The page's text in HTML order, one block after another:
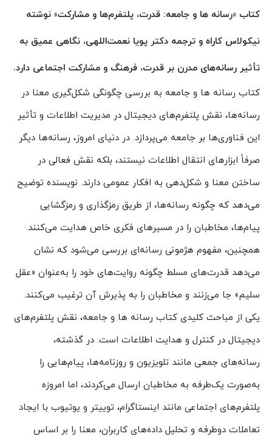
جامعه
نیکولاس
کاراه
سیمای
شرق
عدد
کتاب «رسانه ها و جامعه: قدرت، پلتفرم‌ها و مشارکت» نوشته
نیکولاس کاراه و ترجمه دکتر پویا نعمت‌اللهی، نگاهی عمیق به
تأثیر رسانه‌های مدرن بر قدرت، فرهنگ و مشارکت اجتماعی دارد.
کتاب رسانه ها و جامعه به بررسی چگونگی شکل‌گیری معنا در
رسانه‌ها، نقش پلتفرم‌های دیجیتال در مدیریت اطلاعات و تأثیر
این فناوری‌ها بر جامعه می‌پردازد. در دنیای امروز، رسانه‌ها دیگر
صرفاً ابزارهای انتقال اطلاعات نیستند، بلکه نقش فعالی در
ساختن معنا و شکل‌دهی به افکار عمومی دارند. نویسنده توضیح
می‌دهد که چگونه رسانه‌ها، از طریق رمزگذاری و رمزگشایی
پیام‌ها، مخاطبان را در مسیرهای فکری خاص هدایت می‌کنند.
همچنین، مفهوم هژمونی رسانه‌ای بررسی می‌شود که نشان
می‌دهد قدرت‌های مسلط چگونه روایت‌های خود را به‌عنوان «عقل
سلیم» جا می‌زنند و مخاطبان را به پذیرش آن ترغیب می‌کنند.
یکی از مباحث کلیدی کتاب رسانه ها و جامعه، نقش پلتفرم‌های
دیجیتال در کنترل و هدایت اطلاعات است. در گذشته،
رسانه‌های جمعی مانند تلویزیون و روزنامه‌ها، پیام‌هایی را
به‌صورت یک‌طرفه به مخاطبان ارسال می‌کردند، اما امروزه
پلتفرم‌های اجتماعی مانند اینستاگرام، توییتر و یوتیوب با ایجاد
تعاملات دوطرفه و تحلیل داده‌های کاربران، معنا را بر اساس